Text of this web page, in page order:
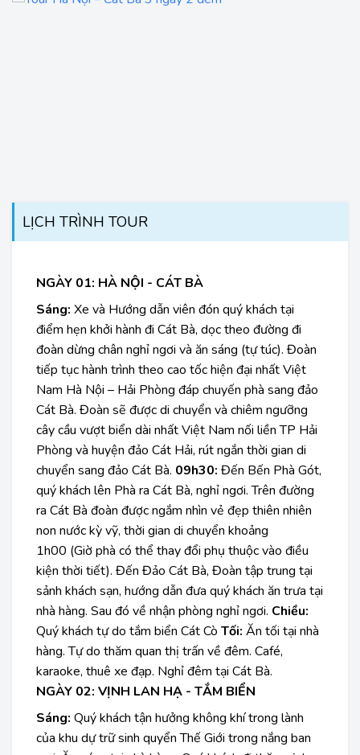
LỊCH TRÌNH TOUR
NGÀY 01: HÀ NỘI - CÁT BÀ
Sáng: Xe và Hướng dẫn viên đón quý khách tại
điểm hẹn khởi hành đi Cát Bà, dọc theo đường đi
đoàn dừng chân nghỉ ngơi và ăn sáng (tự túc). Đoàn
tiếp tục hành trình theo cao tốc hiện đại nhất Việt
Nam Hà Nội – Hải Phòng đáp chuyến phà sang đảo
Cát Bà. Đoàn sẽ được di chuyển và chiêm ngưỡng
cây cầu vượt biển dài nhất Việt Nam nối liền TP Hải
Phòng và huyện đảo Cát Hải, rút ngắn thời gian di
chuyển sang đảo Cát Bà. 09h30: Đến Bến Phà Gót,
quý khách lên Phà ra Cát Bà, nghỉ ngơi. Trên đường
ra Cát Bà đoàn được ngắm nhìn vẻ đẹp thiên nhiên
non nước kỳ vỹ, thời gian di chuyển khoảng
1h00 (Giờ phà có thể thay đổi phụ thuộc vào điều
kiện thời tiết). Đến Đảo Cát Bà, Đoàn tập trung tại
sảnh khách sạn, hướng dẫn đưa quý khách ăn trưa tại
nhà hàng. Sau đó về nhận phòng nghỉ ngơi. Chiều:
Quý khách tự do tắm biển Cát Cò Tối: Ăn tối tại nhà
hàng. Tự do thăm quan thị trấn về đêm. Café,
karaoke, thuê xe đạp. Nghỉ đêm tại Cát Bà.
NGÀY 02: VỊNH LAN HẠ - TẮM BIỂN
Sáng: Quý khách tận hưởng không khí trong lành
của khu dự trữ sinh quyển Thế Giới trong nắng ban